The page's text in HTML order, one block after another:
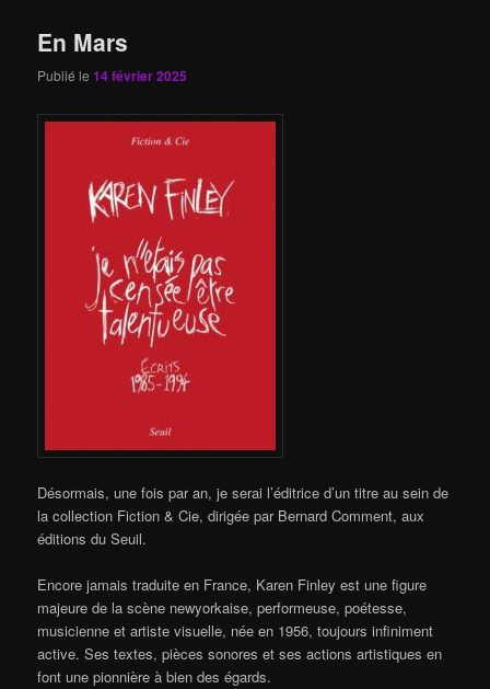
En Mars
Publié le14 février 2025
Désormais, une fois par an, je serai l’éditrice d’un titre au sein de
la collection Fiction & Cie, dirigée par Bernard Comment, aux
éditions du Seuil.
Encore jamais traduite en France, Karen Finley est une figure
majeure de la scène newyorkaise, performeuse, poétesse,
musicienne et artiste visuelle, née en 1956, toujours infiniment
active. Ses textes, pièces sonores et ses actions artistiques en
font une pionnière à bien des égards.